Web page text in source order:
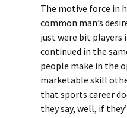
The motive force in
common man’s
just were bit players
continued in the
people make in the
marketable skill
that sports career
they say, well, if